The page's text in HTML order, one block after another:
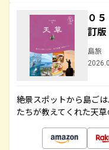
０
訂版
島旅
絶景スポットから島ご
たちが教えてくれた天